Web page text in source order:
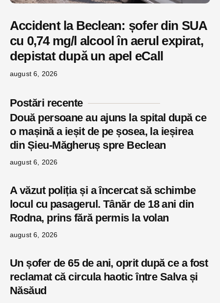
Accident la Beclean: șofer din SUA
cu 0,74 mg/l alcool în aerul expirat,
depistat după un apel eCall
august 6, 2026
Postări recente
Două persoane au ajuns la spital după ce
o mașină a ieșit de pe șosea, la ieșirea
din Șieu-Măgheruș spre Beclean
august 6, 2026
A văzut poliția și a încercat să schimbe
locul cu pasagerul. Tânăr de 18 ani din
Rodna, prins fără permis la volan
august 6, 2026
Un șofer de 65 de ani, oprit după ce a fost
reclamat că circula haotic între Salva și
Năsăud